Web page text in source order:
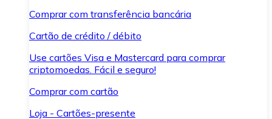
Comprar com transferência bancária
Cartão de crédito / débito
Use cartões Visa e Mastercard para comprar
criptomoedas. Fácil e seguro!
Comprar com cartão
Loja - Cartões-presente